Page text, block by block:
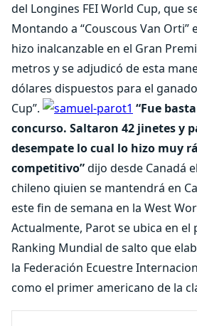
del Longines FEI World Cup, que
Montando a “Couscous Van Orti”
hizo inalcanzable en el Gran
metros y se adjudicó de esta
dólares dispuestos para el
Cup”.
“Fue
concurso. Saltaron 42 jinetes y
desempate lo cual lo hizo muy
competitivo”dijo desde Canadá
chileno qiuien se mantendrá en
este fin de semana en la West
Actualmente, Parot se ubica en el
Ranking Mundial de salto que
la Federación Ecuestre
como el primer americano de la